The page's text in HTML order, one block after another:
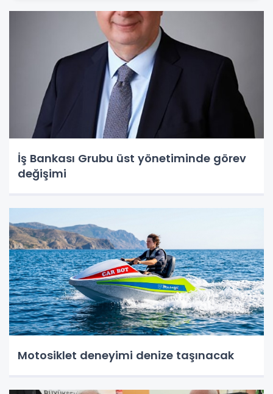
İş Bankası Grubu üst yönetiminde görev
değişimi
Motosiklet deneyimi denize taşınacak